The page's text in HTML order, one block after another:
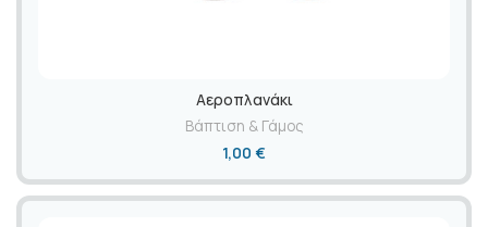
Αεροπλανάκι
Βάπτιση & Γάμος
1,00 €